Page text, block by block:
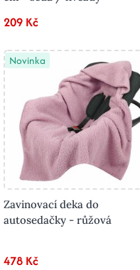
209 Kč
Novinka
Zavinovací deka do
autosedačky - růžová
478 Kč